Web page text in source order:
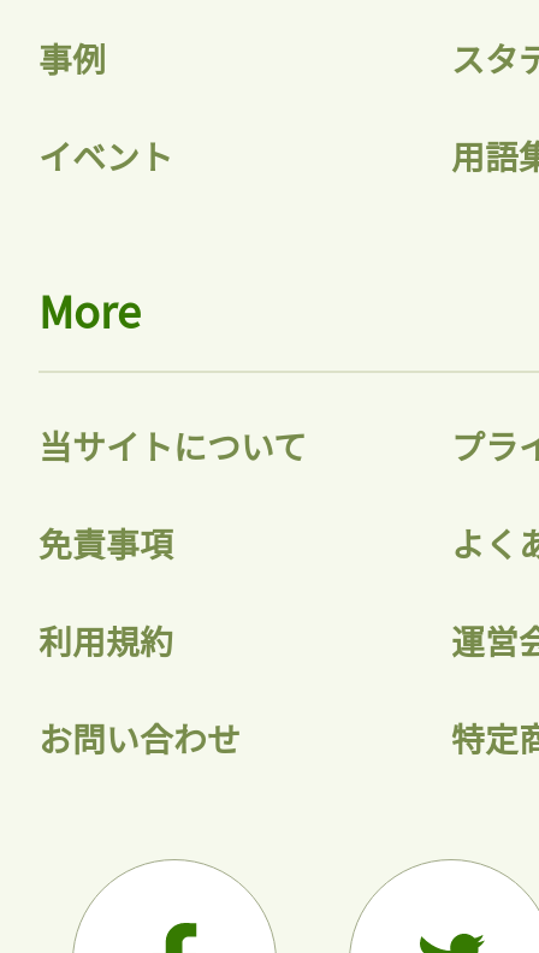
ログイン
事例 スタ
イベント 用語
More
当サイトについて プラ
免責事項 よく
利用規約 運営
お問い合わせ 特定